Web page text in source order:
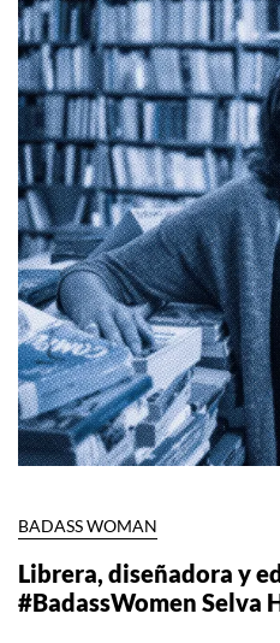
BADASS WOMAN
Librera, diseñadora y
#BadassWomen Selva